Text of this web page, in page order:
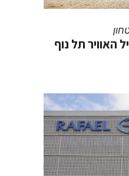
האוויר תל נוף